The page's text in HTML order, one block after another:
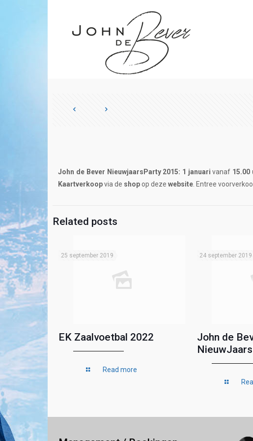
John de Bever NieuwjaarsParty 2015: 1 januarivanaf 15.00
Kaartverkoopvia de shopop dezewebsite . Entree
Related posts
25 september 2019
EK Zaalvoetbal 2022
Read more
24 september 2019
John de